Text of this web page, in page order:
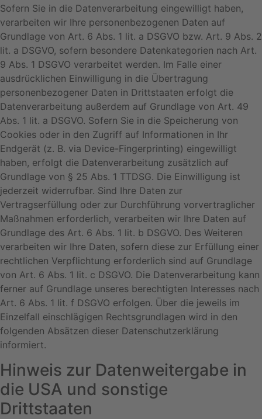
Sofern Sie in die Datenverarbeitung eingewilligt haben,
verarbeiten wir Ihre personenbezogenen Daten auf
Grundlage von Art. 6 Abs. 1 lit. a DSGVO bzw. Art. 9 Abs. 2
lit. a DSGVO, sofern besondere Datenkategorien nach Art.
9 Abs. 1 DSGVO verarbeitet werden. Im Falle einer
ausdrücklichen Einwilligung in die Übertragung
personenbezogener Daten in Drittstaaten erfolgt die
Datenverarbeitung außerdem auf Grundlage von Art. 49
Abs. 1 lit. a DSGVO. Sofern Sie in die Speicherung von
Cookies oder in den Zugriff auf Informationen in Ihr
Endgerät (z. B. via Device-Fingerprinting) eingewilligt
haben, erfolgt die Datenverarbeitung zusätzlich auf
Grundlage von § 25 Abs. 1 TTDSG. Die Einwilligung ist
jederzeit widerrufbar. Sind Ihre Daten zur
Vertragserfüllung oder zur Durchführung vorvertraglicher
Maßnahmen erforderlich, verarbeiten wir Ihre Daten auf
Grundlage des Art. 6 Abs. 1 lit. b DSGVO. Des Weiteren
verarbeiten wir Ihre Daten, sofern diese zur Erfüllung einer
rechtlichen Verpflichtung erforderlich sind auf Grundlage
von Art. 6 Abs. 1 lit. c DSGVO. Die Datenverarbeitung kann
ferner auf Grundlage unseres berechtigten Interesses nach
Art. 6 Abs. 1 lit. f DSGVO erfolgen. Über die jeweils im
Einzelfall einschlägigen Rechtsgrundlagen wird in den
folgenden Absätzen dieser Datenschutzerklärung
informiert.
Hinweis zur Datenweitergabe in
die USA und sonstige
Drittstaaten